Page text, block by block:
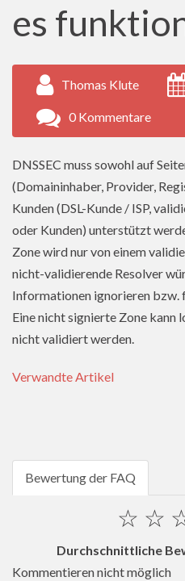
es
Thomas Klute
0 Kommentare
DNSSEC muss sowohl auf
(Domaininhaber, Provider,
Kunden (DSL-Kunde / ISP,
oder Kunden) unterstützt
Zone wird nur von einem
nicht-validierende Resolver
Informationen ignorieren bzw.
Eine nicht signierte Zone kann
nicht validiert werden.
Verwandte Artikel
Bewertung der FAQ
☆
☆
Durchschnittliche
Kommentieren nicht möglich